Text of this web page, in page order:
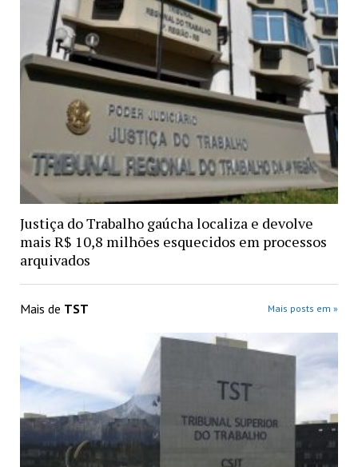
Justiça do Trabalho gaúcha localiza e devolve
mais R$ 10,8 milhões esquecidos em processos
arquivados
Mais de TST Mais posts em »